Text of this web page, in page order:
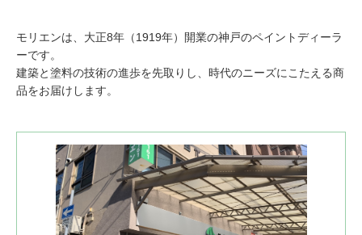
モリエンは、大正8年（1919年）開業の神戸のペイントディーラ
ーです。
建築と塗料の技術の進歩を先取りし、時代のニーズにこたえる商
品をお届けします。